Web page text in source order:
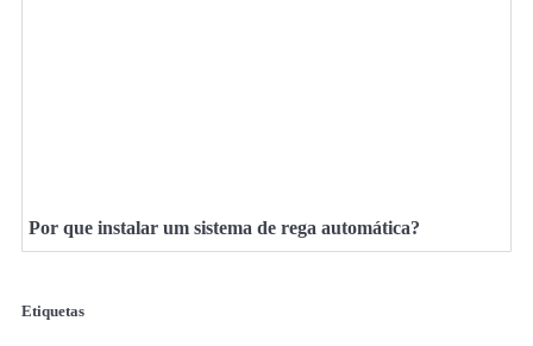
Por que instalar um sistema de rega automática?
Etiquetas